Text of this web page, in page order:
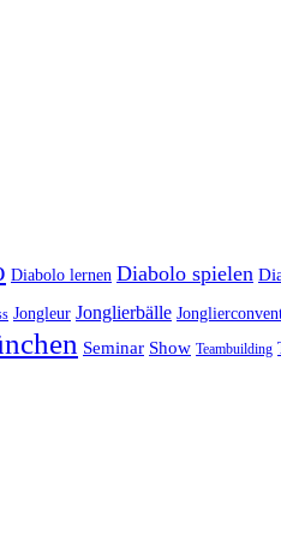
Diabolo lernen Diabolo spielen
Jongleur Jonglierbälle
Seminar Show Teambuilding